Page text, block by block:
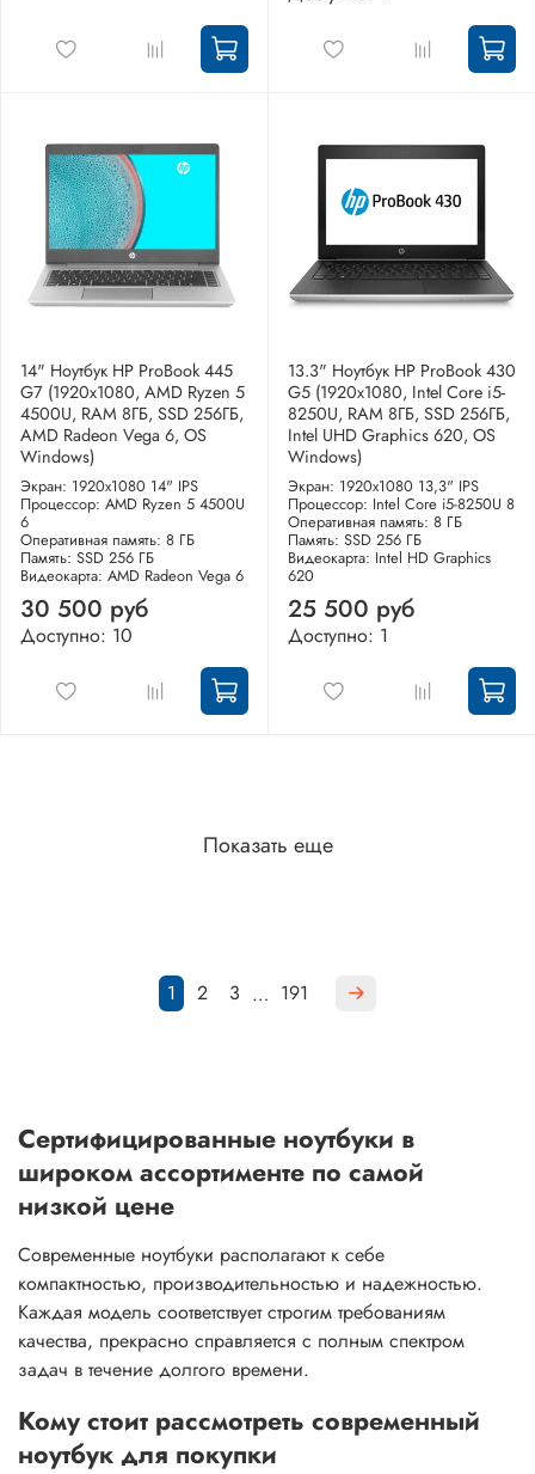
14" Ноутбук HP ProBook 445
G7 (1920x1080, AMD Ryzen 5
4500U, RAM 8ГБ, SSD 256ГБ,
AMD Radeon Vega 6, OS
Windows)
Экран: 1920x1080 14" IPS
Процессор: AMD Ryzen 5 4500U
6
Оперативная память: 8 ГБ
Память: SSD 256 ГБ
Видеокарта: AMD Radeon Vega 6
30 500 руб
Доступно: 10
13.3" Ноутбук HP ProBook 430
G5 (1920x1080, Intel Core i5-
8250U, RAM 8ГБ, SSD 256ГБ,
Intel UHD Graphics 620, OS
Windows)
Экран: 1920x1080 13,3" IPS
Процессор: Intel Core i5-8250U 8
Оперативная память: 8 ГБ
Память: SSD 256 ГБ
Видеокарта: Intel HD Graphics
620
25 500 руб
Доступно: 1
Показать еще
1 2 3 … 191
Сертифицированные ноутбуки в
широком ассортименте по самой
низкой цене
Современные ноутбуки располагают к себе
компактностью, производительностью и надежностью.
Каждая модель соответствует строгим требованиям
качества, прекрасно справляется с полным спектром
задач в течение долгого времени.
Кому стоит рассмотреть современный
ноутбук для покупки